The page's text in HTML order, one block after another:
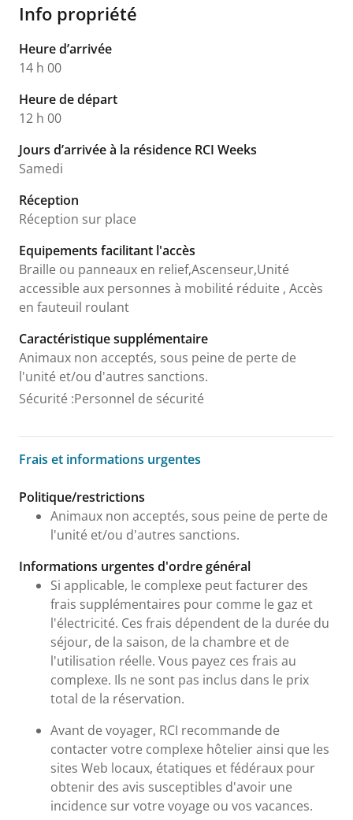
Info propriété
Heure d’arrivée
14 h 00
Heure de départ
12 h 00
Jours d’arrivée à la résidence RCI Weeks
Samedi
Réception
Réception sur place
Equipements facilitant l'accès
Braille ou panneaux en relief,Ascenseur,Unité
accessible aux personnes à mobilité réduite , Accès
en fauteuil roulant
Caractéristique supplémentaire
Animaux non acceptés, sous peine de perte de
l'unité et/ou d'autres sanctions.
Sécurité :Personnel de sécurité
Frais et informations urgentes
Frais et informations urgentes
Politique/restrictions
Animaux non acceptés, sous peine de perte de
l'unité et/ou d'autres sanctions.
Informations urgentes d'ordre général
Si applicable, le complexe peut facturer des
frais supplémentaires pour comme le gaz et
l'électricité. Ces frais dépendent de la durée du
séjour, de la saison, de la chambre et de
l'utilisation réelle. Vous payez ces frais au
complexe. Ils ne sont pas inclus dans le prix
total de la réservation.
Avant de voyager, RCI recommande de
contacter votre complexe hôtelier ainsi que les
sites Web locaux, étatiques et fédéraux pour
obtenir des avis susceptibles d'avoir une
incidence sur votre voyage ou vos vacances.